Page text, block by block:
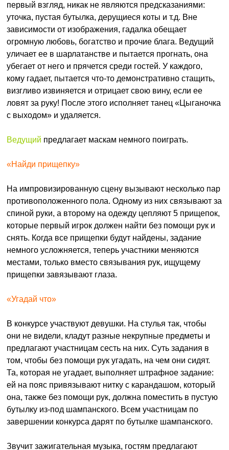
первый взгляд, никак не являются предсказаниями:
уточка, пустая бутылка, дерущиеся коты и т.д. Вне
зависимости от изображения, гадалка обещает
огромную любовь, богатство и прочие блага. Ведущий
уличает ее в шарлатанстве и пытается прогнать, она
убегает от него и прячется среди гостей. У каждого,
кому гадает, пытается что-то демонстративно стащить,
визгливо извиняется и отрицает свою вину, если ее
ловят за руку! После этого исполняет танец «Цыганочка
с выходом» и удаляется.
Ведущий предлагает маскам немного поиграть.
«Найди прищепку»
На импровизированную сцену вызывают несколько пар
противоположенного пола. Одному из них связывают за
спиной руки, а второму на одежду цепляют 5 прищепок,
которые первый игрок должен найти без помощи рук и
снять. Когда все прищепки будут найдены, задание
немного усложняется, теперь участники меняются
местами, только вместо связывания рук, ищущему
прищепки завязывают глаза.
«Угадай что»
В конкурсе участвуют девушки. На стулья так, чтобы
они не видели, кладут разные некрупные предметы и
предлагают участницам сесть на них. Суть задания в
том, чтобы без помощи рук угадать, на чем они сидят.
Та, которая не угадает, выполняет штрафное задание:
ей на пояс привязывают нитку с карандашом, который
она, также без помощи рук, должна поместить в пустую
бутылку из-под шампанского. Всем участницам по
завершении конкурса дарят по бутылке шампанского.
Звучит зажигательная музыка, гостям предлагают